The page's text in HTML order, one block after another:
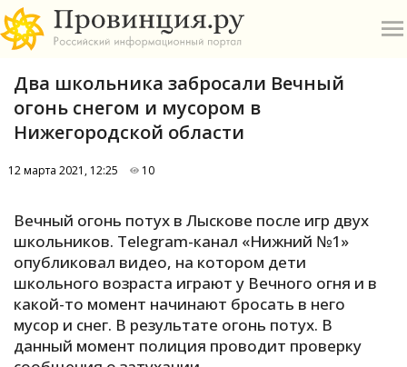
А
Б
В
П
Два школьника забросали Вечный
огонь снегом и мусором в
Нижегородской области
12 марта 2021, 12:25 10
Вечный огонь потух в Лыскове после игр двух
школьников. Telegram-канал «Нижний №1»
опубликовал видео, на котором дети
школьного возраста играют у Вечного огня и в
какой-то момент начинают бросать в него
мусор и снег. В результате огонь потух. В
данный момент полиция проводит проверку